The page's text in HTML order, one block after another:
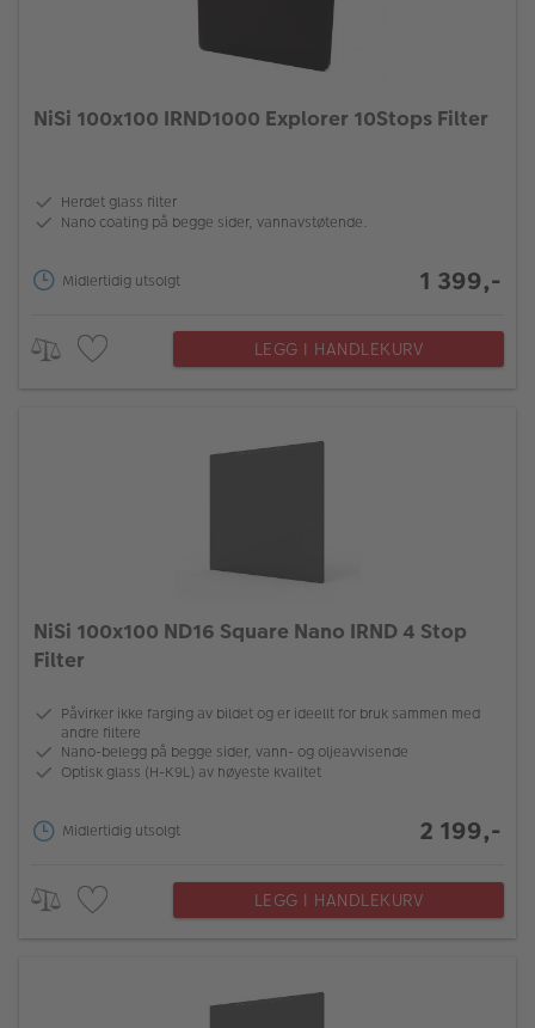
NiSi 100x100 IRND1000 Explorer 10Stops Filter
Herdet glass filter
Nano coating på begge sider, vannavstøtende.
Midlertidig utsolgt 1 399,-
LEGG I HANDLEKURV
NiSi 100x100 ND16 Square Nano IRND 4 Stop
Filter
Påvirker ikke farging av bildet og er ideellt for bruk sammen med
andre filtere
Nano-belegg på begge sider, vann- og oljeavvisende
Optisk glass (H-K9L) av høyeste kvalitet
Midlertidig utsolgt 2 199,-
LEGG I HANDLEKURV